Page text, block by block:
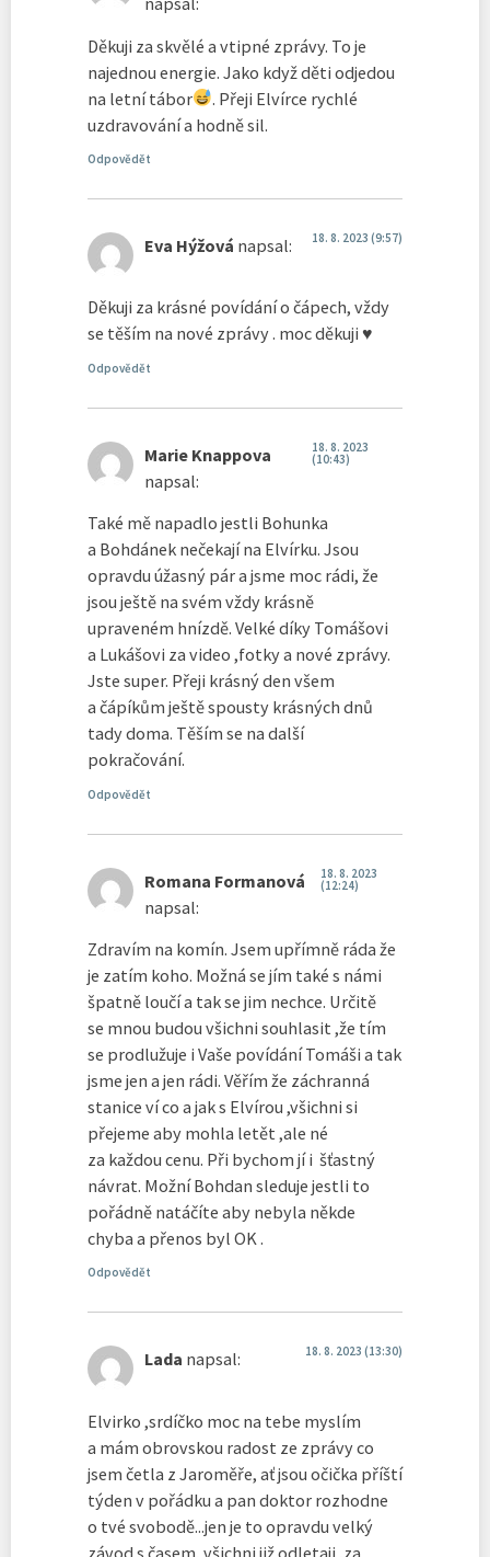
Děkuji za skvělé a vtipné zprávy. To je
najednou energie. Jako když děti odjedou
na letní tábor
. Přeji Elvírce rychlé
uzdravování a hodně sil.
Odpovědět
Eva Hýžová napsal: 18. 8. 2023 (9:57)
Děkuji za krásné povídání o čápech, vždy
se těším na nové zprávy . moc děkuji ♥️
Odpovědět
Marie Knappova
napsal:
18. 8. 2023
(10:43)
Také mě napadlo jestli Bohunka
a Bohdánek nečekají na Elvírku. Jsou
opravdu úžasný pár a jsme moc rádi, že
jsou ještě na svém vždy krásně
upraveném hnízdě. Velké díky Tomášovi
a Lukášovi za video ,fotky a nové zprávy.
Jste super. Přeji krásný den všem
a čápíkům ještě spousty krásných dnů
tady doma. Těším se na další
pokračování.
Odpovědět
Romana Formanová
napsal:
18. 8. 2023
(12:24)
Zdravím na komín. Jsem upřímně ráda že
je zatím koho. Možná se jím také s námi
špatně loučí a tak se jim nechce. Určitě
se mnou budou všichni souhlasit ,že tím
se prodlužuje i Vaše povídání Tomáši a tak
jsme jen a jen rádi. Věřím že záchranná
stanice ví co a jak s Elvírou ,všichni si
přejeme aby mohla letět ,ale né
za každou cenu. Při bychom jí i šťastný
návrat. Možní Bohdan sleduje jestli to
pořádně natáčíte aby nebyla někde
chyba a přenos byl OK .
Odpovědět
Lada napsal: 18. 8. 2023 (13:30)
Elvirko ,srdíčko moc na tebe myslím
a mám obrovskou radost ze zprávy co
jsem četla z Jaroměře, ať jsou očička příští
týden v pořádku a pan doktor rozhodne
o tvé svobodě...jen je to opravdu velký
závod s časem, všichni již odletaji ,za